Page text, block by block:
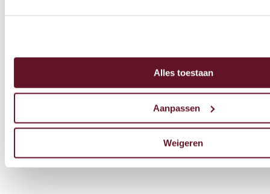
Alles toestaan
Aanpassen
Weigeren